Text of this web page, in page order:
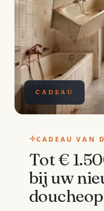
CADEAU
CADEAU VAN
Tot €
bij uw